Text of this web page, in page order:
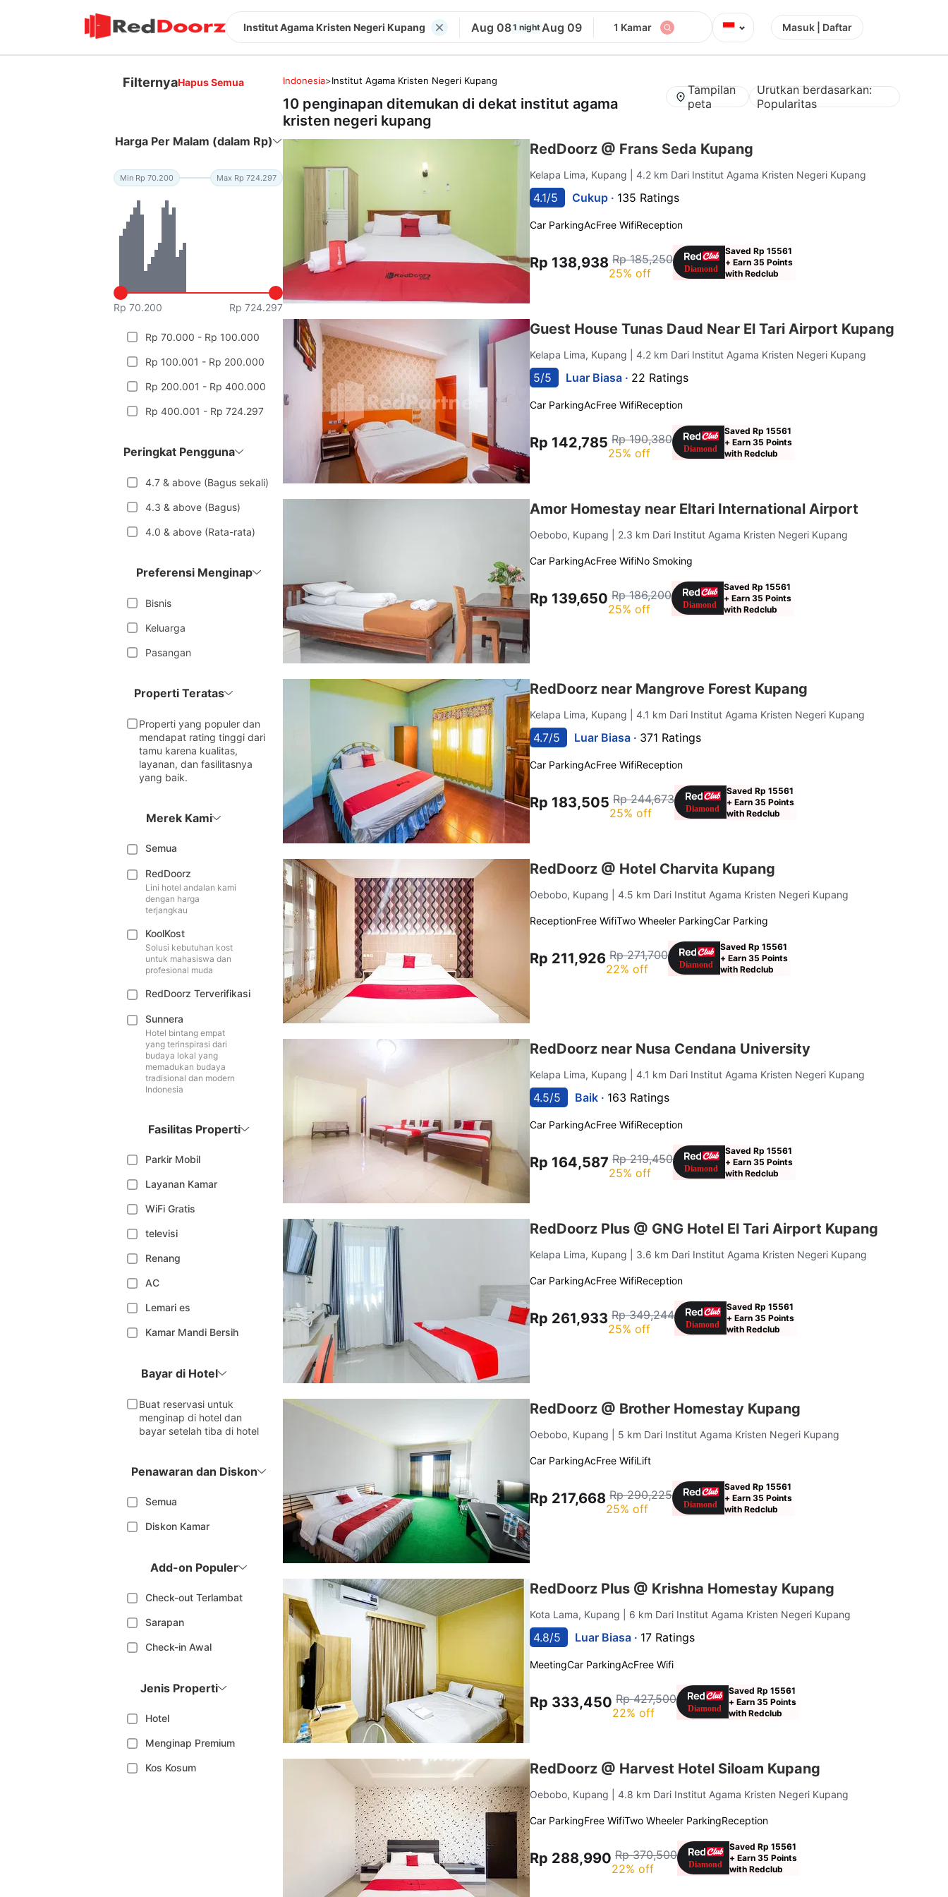
Institut Agama Kristen Negeri Kupang Aug 081 night Aug 09 1 Kamar ⌄ Masuk | Daftar
FilternyaHapus Semua
Harga Per Malam (dalam Rp)
Min Rp 70.200 Max Rp 724.297
Rp 70.200 Rp 724.297
Rp 70.000 - Rp 100.000
Rp 100.001 - Rp 200.000
Rp 200.001 - Rp 400.000
Rp 400.001 - Rp 724.297
Peringkat Pengguna
4.7 & above (Bagus sekali)
4.3 & above (Bagus)
4.0 & above (Rata-rata)
Preferensi Menginap
Bisnis
Keluarga
Pasangan
Properti Teratas
Properti yang populer dan
mendapat rating tinggi dari
tamu karena kualitas,
layanan, dan fasilitasnya
yang baik.
Merek Kami
Semua
RedDoorz
Lini hotel andalan kami
dengan harga
terjangkau
KoolKost
Solusi kebutuhan kost
untuk mahasiswa dan
profesional muda
RedDoorz Terverifikasi
Sunnera
Hotel bintang empat
yang terinspirasi dari
budaya lokal yang
memadukan budaya
tradisional dan modern
Indonesia
Fasilitas Properti
Parkir Mobil
Layanan Kamar
WiFi Gratis
televisi
Renang
AC
Lemari es
Kamar Mandi Bersih
Bayar di Hotel
Buat reservasi untuk
menginap di hotel dan
bayar setelah tiba di hotel
Penawaran dan Diskon
Semua
Diskon Kamar
Add-on Populer
Check-out Terlambat
Sarapan
Check-in Awal
Jenis Properti
Hotel
Menginap Premium
Kos Kosum
Indonesia>Institut Agama Kristen Negeri Kupang
10 penginapan ditemukan di dekat institut agama
kristen negeri kupang
Tampilan
peta
Urutkan berdasarkan:
Popularitas
RedDoorz @ Frans Seda Kupang
Kelapa Lima, Kupang | 4.2 km Dari Institut Agama Kristen Negeri Kupang
4.1/5 Cukup · 135 Ratings
Car ParkingAcFree WifiReception
Rp 138,938 Rp 185,250
25% off
Saved Rp 15561
+ Earn 35 Points
with Redclub
Guest House Tunas Daud Near El Tari Airport Kupang
Kelapa Lima, Kupang | 4.2 km Dari Institut Agama Kristen Negeri Kupang
5/5 Luar Biasa · 22 Ratings
Car ParkingAcFree WifiReception
Rp 142,785 Rp 190,380
25% off
Saved Rp 15561
+ Earn 35 Points
with Redclub
Amor Homestay near Eltari International Airport
Oebobo, Kupang | 2.3 km Dari Institut Agama Kristen Negeri Kupang
Car ParkingAcFree WifiNo Smoking
Rp 139,650 Rp 186,200
25% off
Saved Rp 15561
+ Earn 35 Points
with Redclub
RedDoorz near Mangrove Forest Kupang
Kelapa Lima, Kupang | 4.1 km Dari Institut Agama Kristen Negeri Kupang
4.7/5 Luar Biasa · 371 Ratings
Car ParkingAcFree WifiReception
Rp 183,505 Rp 244,673
25% off
Saved Rp 15561
+ Earn 35 Points
with Redclub
RedDoorz @ Hotel Charvita Kupang
Oebobo, Kupang | 4.5 km Dari Institut Agama Kristen Negeri Kupang
ReceptionFree WifiTwo Wheeler ParkingCar Parking
Rp 211,926 Rp 271,700
22% off
Saved Rp 15561
+ Earn 35 Points
with Redclub
RedDoorz near Nusa Cendana University
Kelapa Lima, Kupang | 4.1 km Dari Institut Agama Kristen Negeri Kupang
4.5/5 Baik · 163 Ratings
Car ParkingAcFree WifiReception
Rp 164,587 Rp 219,450
25% off
Saved Rp 15561
+ Earn 35 Points
with Redclub
RedDoorz Plus @ GNG Hotel El Tari Airport Kupang
Kelapa Lima, Kupang | 3.6 km Dari Institut Agama Kristen Negeri Kupang
Car ParkingAcFree WifiReception
Rp 261,933 Rp 349,244
25% off
Saved Rp 15561
+ Earn 35 Points
with Redclub
RedDoorz @ Brother Homestay Kupang
Oebobo, Kupang | 5 km Dari Institut Agama Kristen Negeri Kupang
Car ParkingAcFree WifiLift
Rp 217,668 Rp 290,225
25% off
Saved Rp 15561
+ Earn 35 Points
with Redclub
RedDoorz Plus @ Krishna Homestay Kupang
Kota Lama, Kupang | 6 km Dari Institut Agama Kristen Negeri Kupang
4.8/5 Luar Biasa · 17 Ratings
MeetingCar ParkingAcFree Wifi
Rp 333,450 Rp 427,500
22% off
Saved Rp 15561
+ Earn 35 Points
with Redclub
RedDoorz @ Harvest Hotel Siloam Kupang
Oebobo, Kupang | 4.8 km Dari Institut Agama Kristen Negeri Kupang
Car ParkingFree WifiTwo Wheeler ParkingReception
Rp 288,990 Rp 370,500
22% off
Saved Rp 15561
+ Earn 35 Points
with Redclub